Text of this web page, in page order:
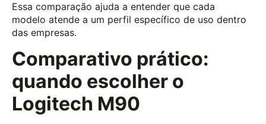
Essa comparação ajuda a entender que cada
modelo atende a um perfil específico de uso dentro
das empresas.
Comparativo prático:
quando escolher o
Logitech M90